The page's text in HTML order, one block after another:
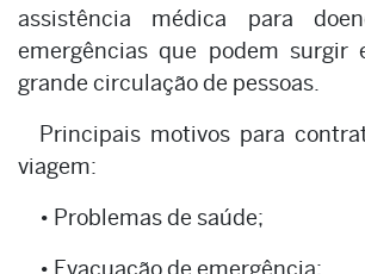
assistência médica para
emergências que podem surgir
grande circulação de pessoas.
Principais motivos para
viagem:
• Problemas de saúde;
• Evacuação de emergência;